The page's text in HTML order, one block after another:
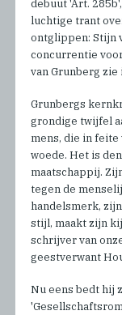
debuut 'Art.
luchtige trant
ontglippen: Stijn
concurrentie
van Grunberg
Grunbergs
grondige twijfel
mens, die in
woede. Het is
maatschappij.
tegen de
handelsmerk,
stijl, maakt zijn
schrijver van
geestverwant
Nu eens bedt hij